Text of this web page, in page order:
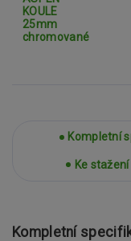
Kompletní
Ke stažení
Kompletní